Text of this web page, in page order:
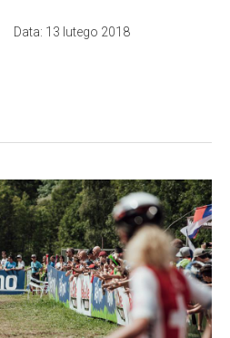
Data: 13 lutego 2018